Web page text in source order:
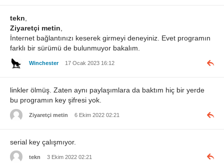
tekn
Ziyaretçi metin
İnternet bağlantınızı keserek girmeyi deneyiniz. Evet programın
farklı bir sürümü de bulunmuyor bakalım.
Winchester 17 Ocak 2023 16:12
linkler ölmüş. Zaten aynı paylaşımlara da baktım hiç bir yerde
bu programın key şifresi yok.
Ziyaretçi metin 6 Ekim 2022 02:21
serial key çalışmıyor.
tekn 3 Ekim 2022 02:21